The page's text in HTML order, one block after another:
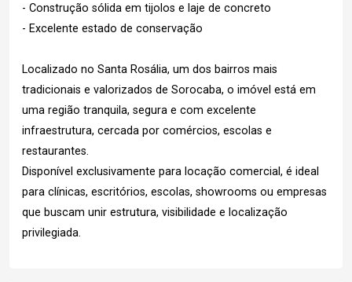
- Construção sólida em tijolos e laje de concreto
- Excelente estado de conservação
Localizado no Santa Rosália, um dos bairros mais
tradicionais e valorizados de Sorocaba, o imóvel está em
uma região tranquila, segura e com excelente
infraestrutura, cercada por comércios, escolas e
restaurantes.
Disponível exclusivamente para locação comercial, é ideal
para clínicas, escritórios, escolas, showrooms ou empresas
que buscam unir estrutura, visibilidade e localização
privilegiada.